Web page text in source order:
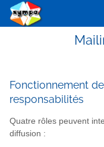
Fonctionnement
responsabilités
Quatre rôles peuvent
diffusion :